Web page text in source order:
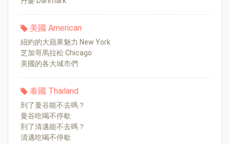
美國 American
紐約的大蘋果魅力 New York
芝加哥馬拉松 Chicago
美國的各大城市們
泰國 Thailand
到了曼谷能不去嗎？
曼谷吃喝不停歇
到了清邁能不去嗎？
清邁吃喝不停歇